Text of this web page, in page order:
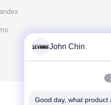
John Chin
Good day, what product